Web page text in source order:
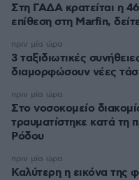
Στη ΓΑΔΑ κρατείται η
επίθεση στη Marfin,
3 ταξιδιωτικές
διαμορφώσουν νέες
πριν μία ώρα
Στο νοσοκομείο
τραυματίστηκε κατά τη
Ρόδου
πριν μία ώρα
Καλύτερη η εικόνα της
πριν μία ώρα